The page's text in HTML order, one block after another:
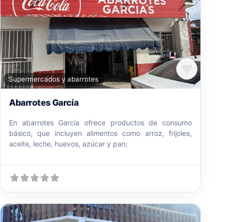
Supermercados y abarrotes
Abarrotes García
En abarrotes García ofrece productos de consumo
básico, que incluyen alimentos como arroz, frijoles,
aceite, leche, huevos, azúcar y pan;